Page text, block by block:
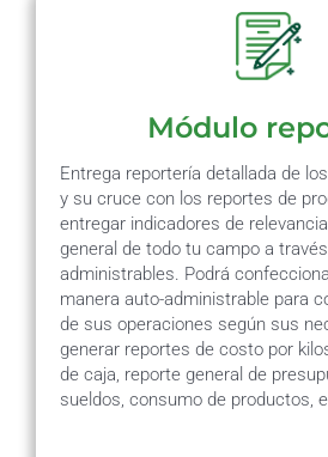
Módulo
Entrega reportería detallada de
y su cruce con los reportes de
entregar indicadores de
general de todo tu campo a
administrables. Podrá
manera auto-administrable para
de sus operaciones según sus
generar reportes de costo por
de caja, reporte general de
sueldos, consumo de productos,